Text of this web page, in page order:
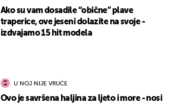
Ako su vam dosadile “obične” plave
traperice, ove jeseni dolazite na svoje -
izdvajamo 15 hit modela
U NOJ NIJE VRUĆE
Ovo je savršena haljina za ljeto i more - nosi